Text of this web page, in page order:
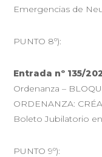
Emergencias de
PUNTO 8º):
Entrada nº 135/
Ordenanza –
ORDENANZA:
Boleto Jubilatorio
PUNTO 9º):